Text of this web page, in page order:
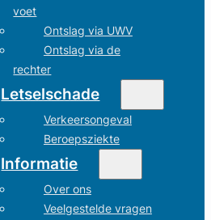
voet
Ontslag via UWV
Ontslag via de
rechter
Letselschade
Verkeersongeval
Beroepsziekte
Informatie
Over ons
Veelgestelde vragen